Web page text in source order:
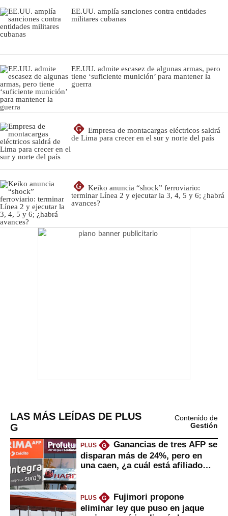
EE.UU. amplía sanciones contra entidades
militares cubanas
EE.UU. admite escasez de algunas armas, pero
tiene ‘suficiente munición’ para mantener la
guerra
G
Empresa de montacargas eléctricos saldrá
de Lima para crecer en el sur y norte del país
G
Keiko anuncia “shock” ferroviario:
terminar Línea 2 y ejecutar la 3, 4, 5 y 6; ¿habrá
avances?
LAS MÁS LEÍDAS DE PLUS
G
Contenido de
Gestión
PLUS G
Ganancias de tres AFP se
disparan más de 24%, pero en
una caen, ¿a cuál está afiliado
PLUS G
Fujimori propone
eliminar ley que puso en jaque